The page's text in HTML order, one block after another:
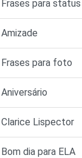
Frases para status
Amizade
Frases para foto
Aniversário
Clarice Lispector
Bom dia para ELA